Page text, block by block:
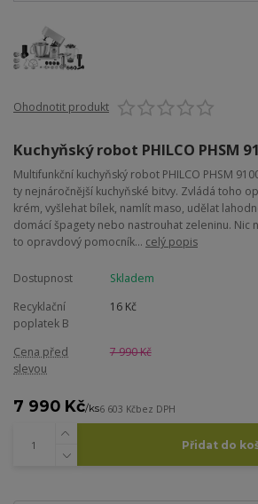
Ohodnotit produkt
Kuchyňský robot PHILCO PHSM
Multifunkční kuchyňský robot PHILCO PHSM
ty nejnáročnější kuchyňské bitvy. Zvládá toho
krém, vyšlehat bílek, namlít maso, udělat
domácí špagety nebo nastrouhat zeleninu. Nic
to opravdový pomocník... celý popis
Dostupnost
Skladem
Recyklační
poplatek B
16 Kč
Cena před
slevou
7 990 Kč
7 990 Kč/ks6 603 Kčbez DPH
Přidat do